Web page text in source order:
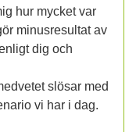
hur mycket var
minusresultat av
dig och
slösar med
vi har i dag.